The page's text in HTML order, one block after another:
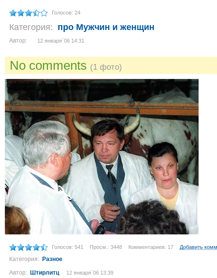
Голосов: 24
Категория: про Мужчин и женщин
Автор: 12 января´06 14:31
No comments (1 фото)
Голосов: 541 Просм.: 3448 Комментариев: 17 Добавить
Категория: Разное
Автор: Штирлитц 12 января´06 13:39